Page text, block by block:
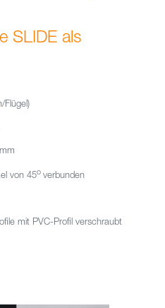
SLIDE als
Flügel)
von 45o verbunden
mit PVC-Profil verschraubt